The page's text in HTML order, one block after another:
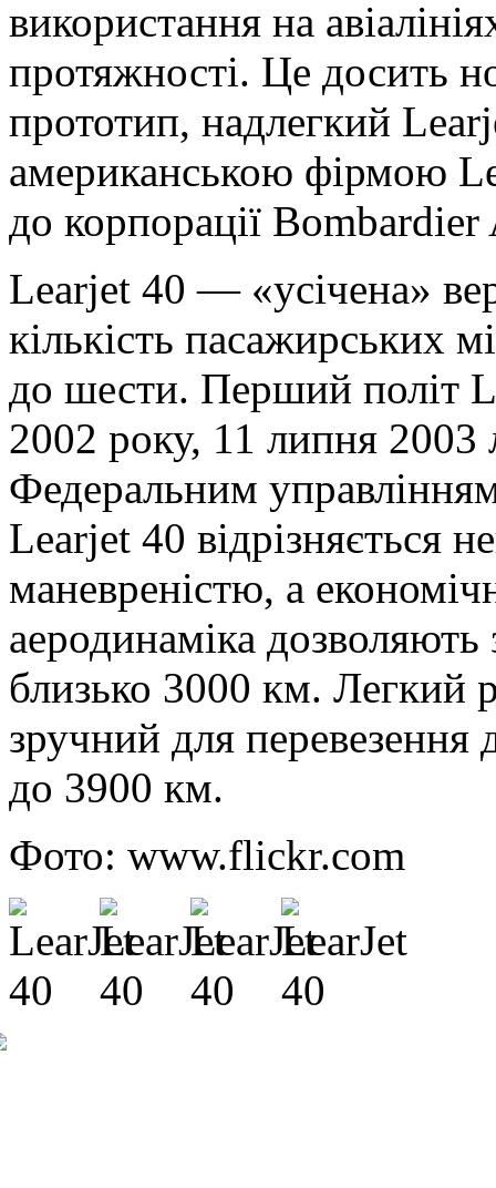
використання на
протяжності. Це досить
прототип, надлегкий
американською фірмою
до корпорації Bombardier
Learjet 40 — «усічена»
кількість пасажирських
до шести. Перший політ
2002 року, 11 липня 2003
Федеральним
Learjet 40 відрізняється
маневреністю, а
аеродинаміка
близько 3000 км. Легкий
зручний для перевезення
до 3900 км.
Фото: www.flickr.com